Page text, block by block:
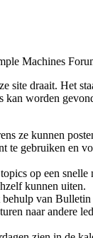
Machines
draait. Het
worden
ze kunnen
te gebruiken en
op een snelle
kunnen uiten.
behulp van
naar andere